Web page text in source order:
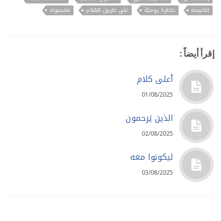
الكنيسة
خاطرة يوميّة على طريق السّلام فايسبوك
إقرأ أيضاً :
أعلى كلام
01/08/2025
الذين يَرحمون
02/08/2025
ليكونوا معه
03/08/2025